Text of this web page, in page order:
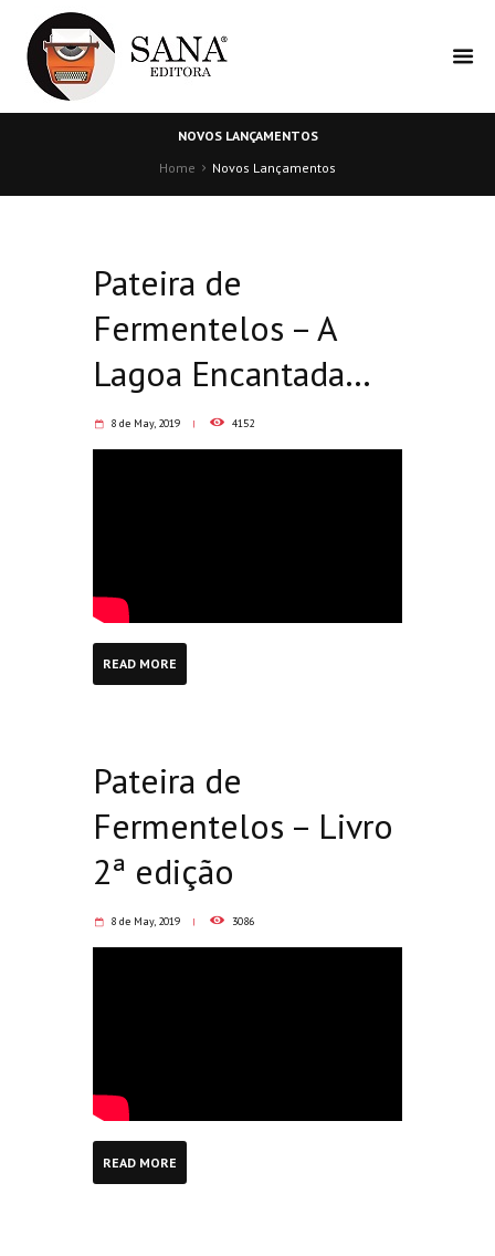
NOVOS LANÇAMENTOS
Home
Novos Lançamentos
Pateira de
Fermentelos – A
Lagoa Encantada…
8 de May, 2019 4152
READ MORE
Pateira de
Fermentelos – Livro
2ª edição
8 de May, 2019 3086
READ MORE